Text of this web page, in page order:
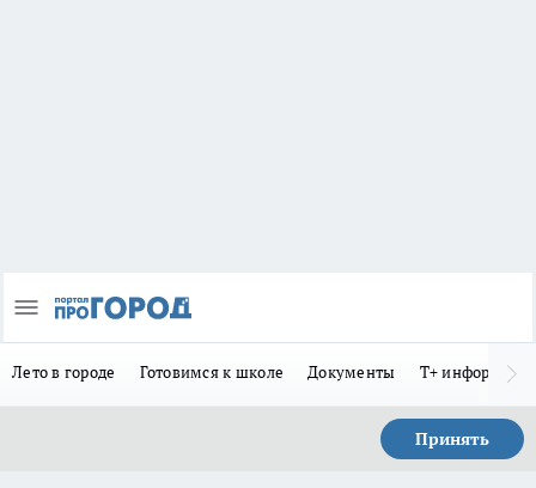
Лето в городе Готовимся к школе Документы Т+
Принять